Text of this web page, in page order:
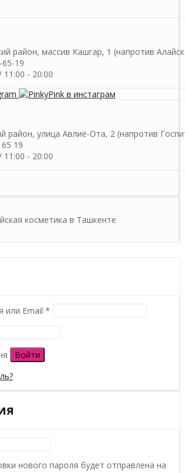
район, массив Кашгар, 1 (напротив
19
- 20:00
район, улица Авлиё-Ота, 2 (напротив
19
- 20:00
косметика в Ташкенте
или Email *
Войти
нового пароля будет отправлена ​​на